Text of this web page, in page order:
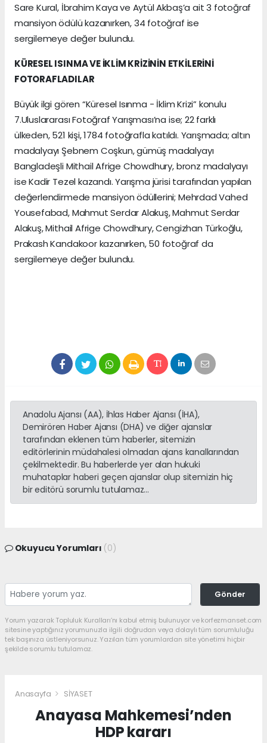
Sare Kural, İbrahim Kaya ve Aytül Akbaş’a ait 3 fotoğraf
mansiyon ödülü kazanırken, 34 fotoğraf ise
sergilemeye değer bulundu.
KÜRESEL ISINMA VE İKLİM KRİZİNİN ETKİLERİNİ
FOTORAFLADILAR
Büyük ilgi gören “Küresel Isınma - İklim Krizi” konulu
7.Uluslararası Fotoğraf Yarışması’na ise; 22 farklı
ülkeden, 521 kişi, 1784 fotoğrafla katıldı. Yarışmada; altın
madalyayı Şebnem Coşkun, gümüş madalyayı
Bangladeşli Mithail Afrige Chowdhury, bronz madalyayı
ise Kadir Tezel kazandı. Yarışma jürisi tarafından yapılan
değerlendirmede mansiyon ödüllerini; Mehrdad Vahed
Yousefabad, Mahmut Serdar Alakuş, Mahmut Serdar
Alakuş, Mithail Afrige Chowdhury, Cengizhan Türkoğlu,
Prakash Kandakoor kazanırken, 50 fotoğraf da
sergilemeye değer bulundu.
Anadolu Ajansı (AA), İhlas Haber Ajansı (İHA),
Demirören Haber Ajansı (DHA) ve diğer ajanslar
tarafından eklenen tüm haberler, sitemizin
editörlerinin müdahalesi olmadan ajans kanallarından
çekilmektedir. Bu haberlerde yer alan hukuki
muhataplar haberi geçen ajanslar olup sitemizin hiç
bir editörü sorumlu tutulamaz...
Okuyucu Yorumları (0)
Gönder
Yorum yazarak Topluluk Kuralları’nı kabul etmiş bulunuyor ve korfezmanset.com
sitesine yaptığınız yorumunuzla ilgili doğrudan veya dolaylı tüm sorumluluğu
tek başınıza üstleniyorsunuz. Yazılan tüm yorumlardan site yönetimi hiçbir
şekilde sorumlu tutulamaz.
Anasayfa SİYASET
Anayasa Mahkemesi’nden
HDP kararı